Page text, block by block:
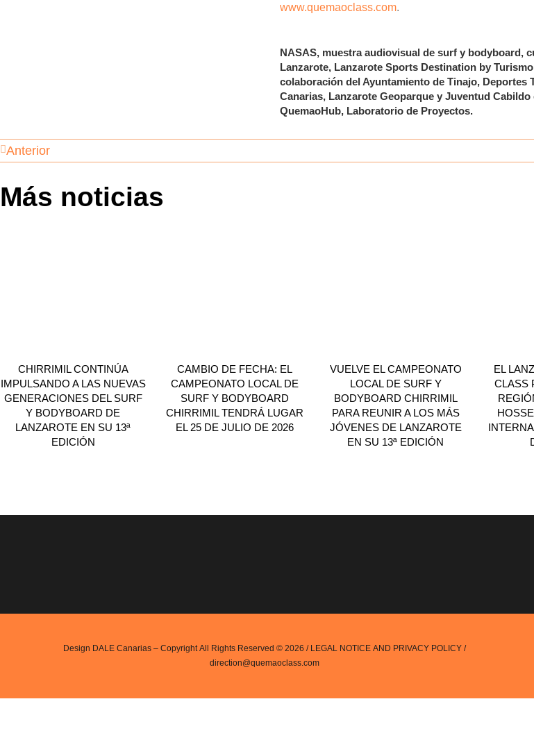
www.quemaoclass.com.
NASAS, muestra audiovisual de surf y bodyboard,
Lanzarote, Lanzarote Sports Destination by
colaboración del Ayuntamiento de Tinajo,
Canarias, Lanzarote Geoparque y Juventud
QuemaoHub, Laboratorio de Proyectos.
Anterior
Más noticias
CHIRRIMIL CONTINÚA
IMPULSANDO A LAS NUEVAS
GENERACIONES DEL SURF
Y BODYBOARD DE
LANZAROTE EN SU 13ª
EDICIÓN
CAMBIO DE FECHA: EL
CAMPEONATO LOCAL DE
SURF Y BODYBOARD
CHIRRIMIL TENDRÁ LUGAR
EL 25 DE JULIO DE 2026
VUELVE EL CAMPEONATO
LOCAL DE SURF Y
BODYBOARD CHIRRIMIL
PARA REUNIR A LOS MÁS
JÓVENES DE LANZAROTE
EN SU 13ª EDICIÓN
EL
CLASS
Design DALE Canarias– Copyright All Rights Reserved © 2026 / LEGAL NOTICE AND PRIVACY POLICY/
direction@quemaoclass.com